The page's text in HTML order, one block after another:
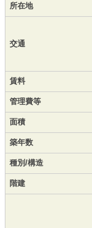
所在地
交通
賃料
管理費等
面積
築年数
種別/構造
階建